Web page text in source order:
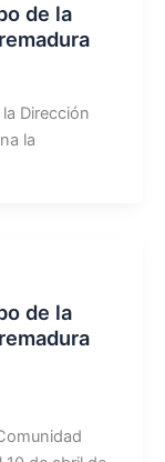
de la
Dirección
la
de la